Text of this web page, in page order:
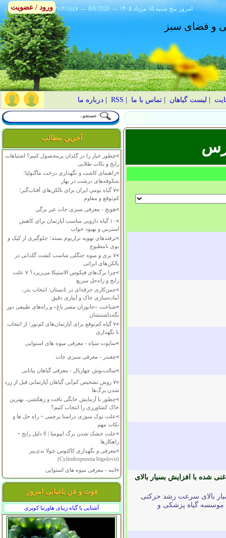
٢١/٢/١٤٤٨ --- 8/6/2026 --- ۱۴۰۵ پنج شنبه ۱۵ مرداد امروز
و فضای سبز
لیست گیاهان |تماس با ما RSS
|درباره ما
آخرین مطالب
>چطور خیار را در گلدان پرمحصول کنیم؟ اشتباهات
رایج و نکات طلایی
>راهنمای کاشت و نگهداری درخت ماگنولیا؛
شکوفه‌های درشت در بهار
>
۷ گیاه بومی ایران برای بالکن‌های آفتاب‌گیر؛
کم‌توقع و مقاوم
>هویج - معرفی سبزی جات غیر برگی
>
۱۰ گیاه دارویی مناسب آپارتمان برای کاهش
استرس و بهبود خواب
>ترفندهای تهویه تراریوم بسته؛ جلوگیری از کپک و
بوی نامطبوع
>
۷ بری و میوه جنگلی مناسب کشت گلدانی در
بالکن‌های ایرانی
>
چرا برگ‌های فیکوس الاستیکا می‌ریزد؟ ۷ علت
رایج و راه‌حل سریع
>چمن‌کاری حرفه‌ای در تابستان: انتخاب بذر،
آماده‌سازی خاک و آبیاری دقیق
>شناخت «جانوران مضر باغ» و راه‌های طبیعی دور
نگه‌داشتنشان
>
۷ گیاه کم‌توقع برای آپارتمان‌های کم‌نور؛ از انتخاب
تا نگهداری
>ساپوت سیاه - معرفی میوه های استوایی
>چغندر - معرفی سبزی جات
>سالت‌بوش چهاربال - معرفی گیاهان بیابانی
>
۷ روش تشخیص کم‌آبی گیاهان آپارتمانی قبل از زرد
شدن برگ‌ها
>چطور با آزمایش خانگی بافت و زهکشی، بهترین
خاک کشاورزی را انتخاب کنیم؟
>علت نوک سوزی دراسنا پرچمی + راه حل ها و
نکات مهم
>
علت خشک شدن برگ ایپومیا | 8 دلیل رایج +
راهکارها
>معرفی و نگهداری کاکتوس چولا تدی‌بیر
(Cylindropuntia bigelovii)
>انبه - معرفی میوه های استوایی
فوت و فن باغبانی امروز
آشنایی با گیاه زیبای هاورتیا کوپری
شده با افزایش بسیار بالای
بالای سرعت رشد حرکتی
موسسه گیاه پزشکی و
ورود / عضویت